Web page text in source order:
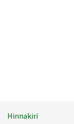
Hinnakiri